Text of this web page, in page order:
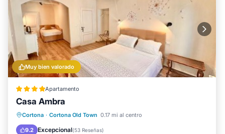
Muy bien valorado
Apartamento
Casa Ambra
Cortona · Cortona Old Town 0.17 mi al centro
9.2 Excepcional(53 Reseñas)
Aparcamiento
Vistas
Aire acondicionado